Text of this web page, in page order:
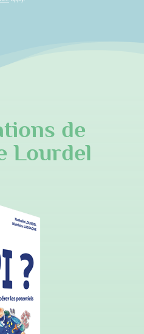
de
Lourdel